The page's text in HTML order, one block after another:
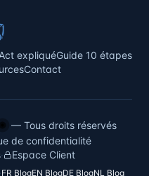
expliquéGuide 10 étapes
Contact
— Tous droits réservés
de confidentialité
· Espace Client
FR BlogEN BlogDE BlogNL Blog